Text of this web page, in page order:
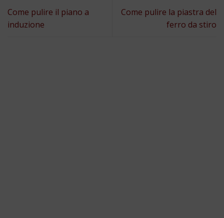
Come pulire il piano a
induzione
Come pulire la piastra del
ferro da stiro